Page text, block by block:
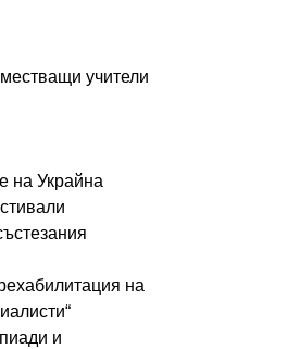
учители
на Украйна
на
и